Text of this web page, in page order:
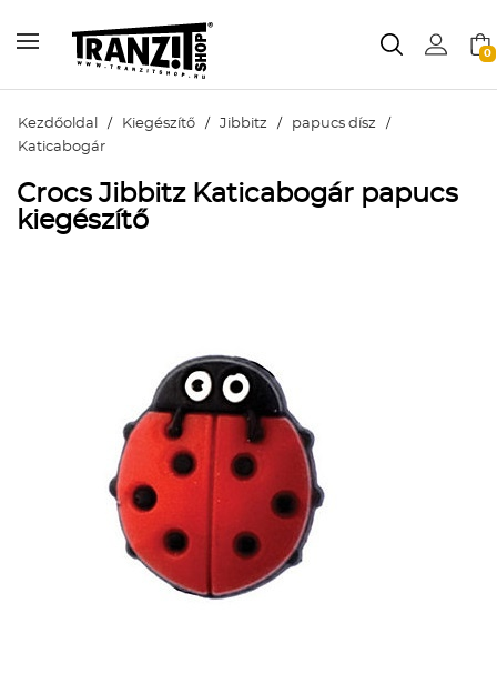
0
Kezdőoldal / Kiegészítő / Jibbitz / papucs dísz /
Katicabogár
Crocs Jibbitz Katicabogár papucs
kiegészítő